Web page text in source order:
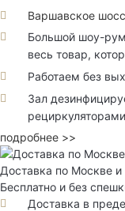
Варшавское
Большой шоу-
весь товар,
Работаем без
Зал
подробнее >>
Доставка по Москве и
Бесплатно и без
Доставка в